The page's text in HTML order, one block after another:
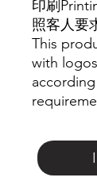
印刷
照客人要
This
with